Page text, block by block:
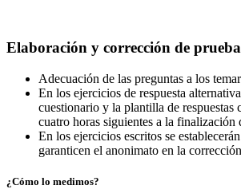
Elaboración y corrección de
Adecuación de las preguntas a los
En los ejercicios de respuesta
cuestionario y la plantilla de respuestas
cuatro horas siguientes a la finalización
En los ejercicios escritos se
garanticen el anonimato en la
¿Cómo lo medimos?